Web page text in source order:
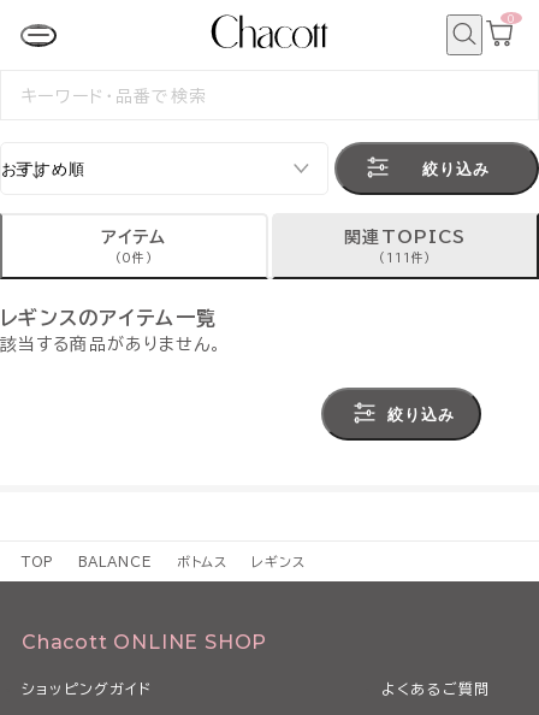
カ
0
検
絞り込み
アイテム
(0件)
関連TOPICS
(111件)
レギンスのアイテム一覧
該当する商品がありません。
絞り込み
TOP BALANCE ボトムス レギンス
Chacott ONLINE SHOP
ショッピングガイド よくあるご質問